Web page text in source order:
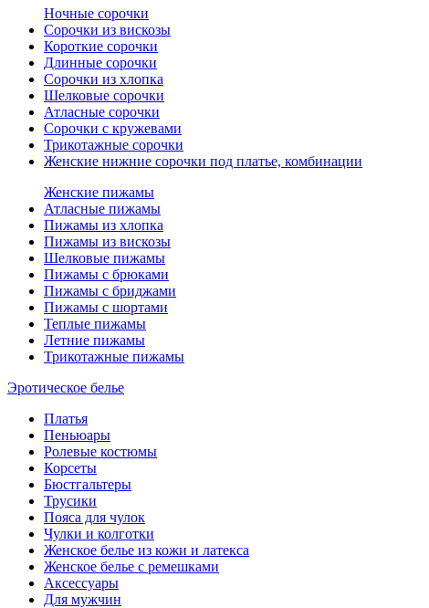
Ночные сорочки
Сорочки из вискозы
Короткие сорочки
Длинные сорочки
Сорочки из хлопка
Шелковые сорочки
Атласные сорочки
Сорочки с кружевами
Трикотажные сорочки
Женские нижние сорочки под платье, комбинации
Женские пижамы
Атласные пижамы
Пижамы из хлопка
Пижамы из вискозы
Шелковые пижамы
Пижамы с брюками
Пижамы с бриджами
Пижамы с шортами
Теплые пижамы
Летние пижамы
Трикотажные пижамы
Эротическое белье
Платья
Пеньюары
Ролевые костюмы
Корсеты
Бюстгальтеры
Трусики
Пояса для чулок
Чулки и колготки
Женское белье из кожи и латекса
Женское белье с ремешками
Аксессуары
Для мужчин